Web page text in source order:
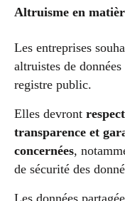
Altruisme en
Les entreprises
altruistes de
registre public.
Elles devront
transparence et
concernées,
de sécurité des
Les données